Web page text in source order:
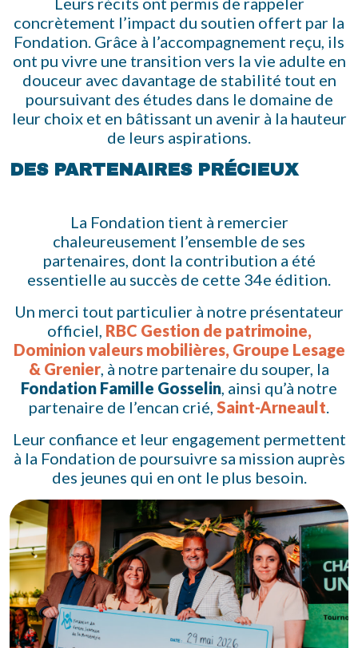
concrètement l’impact du soutien offert par la
Fondation. Grâce à l’accompagnement reçu, ils
ont pu vivre une transition vers la vie adulte en
douceur avec davantage de stabilité tout en
poursuivant des études dans le domaine de
leur choix et en bâtissant un avenir à la hauteur
de leurs aspirations.
DES PARTENAIRES PRÉCIEUX
La Fondation tient à remercier
chaleureusement l’ensemble de ses
partenaires, dont la contribution a été
essentielle au succès de cette 34e édition.
Un merci tout particulier à notre présentateur
officiel, RBC Gestion de patrimoine,
Dominion valeurs mobilières, Groupe Lesage
& Grenier , à notre partenaire du souper, la
Fondation Famille Gosselin , ainsi qu’à notre
partenaire de l’encan crié, Saint-Arneault
Leur confiance et leur engagement permettent
à la Fondation de poursuivre sa mission auprès
des jeunes qui en ont le plus besoin.